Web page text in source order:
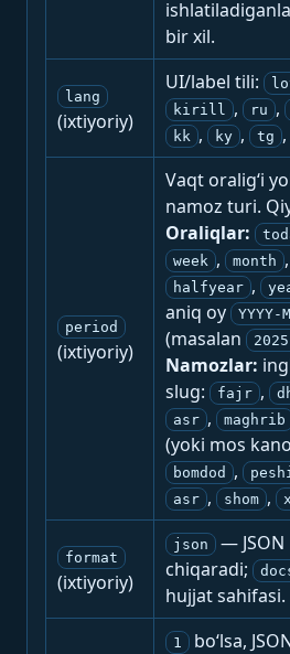
bir xil.
lang
(ixtiyoriy)
UI/label tili:
kirill , ru ,
kk , ky , tg ,
period
(ixtiyoriy)
Vaqt oralig‘i
namoz turi.
Oraliqlar:
week , month ,
halfyear ,
aniq oy
YYYY-
(masalan
Namozlar:
slug:
fajr ,
asr , maghrib
(yoki mos
bomdod ,
asr , shom ,
format
(ixtiyoriy)
json
— JSON
chiqaradi;
hujjat sahifasi.
1
bo‘lsa,